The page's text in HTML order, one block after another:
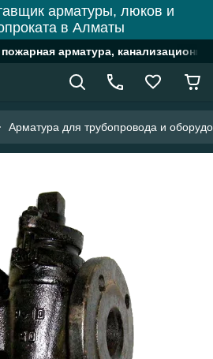
арматуры, люков и
в Алматы
арматура,
Арматура для трубопровода и